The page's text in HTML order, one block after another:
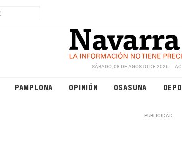
SÁBADO, 08 DE AGOSTO DE 2026
PAMPLONA OPINIÓN OSASUNA